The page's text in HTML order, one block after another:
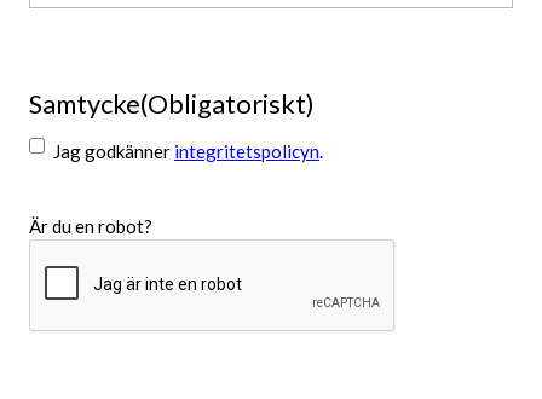
Samtycke(Obligatoriskt)
Jag godkänner integritetspolicyn.
Är du en robot?